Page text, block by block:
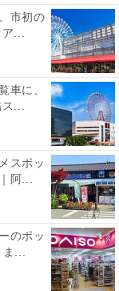
個）と「フィナンシェ
市初の
...
車に、
...
スポッ
阿...
のポッ
...